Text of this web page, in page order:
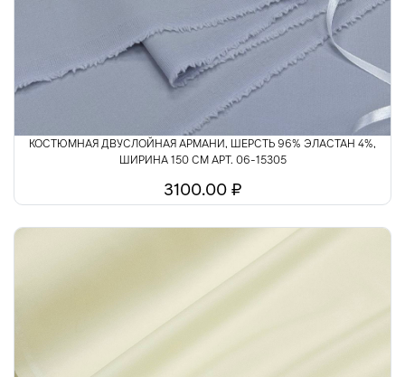
КОСТЮМНАЯ ДВУСЛОЙНАЯ АРМАНИ, ШЕРСТЬ 96% ЭЛАСТАН 4%,
ШИРИНА 150 СМ АРТ. 06-15305
3100.00 ₽